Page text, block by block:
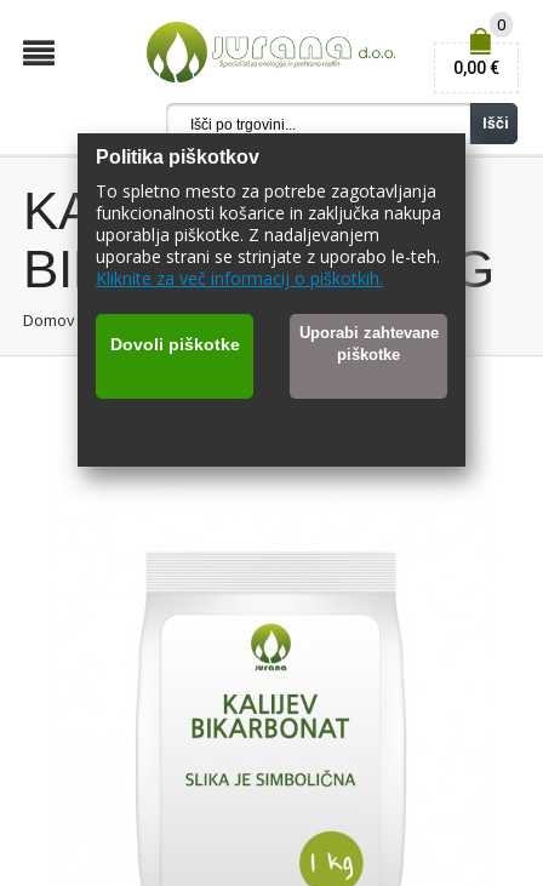
Politika piškotkov
To spletno mesto za potrebe zagotavljanja
funkcionalnosti košarice in zaključka nakupa
uporablja piškotke. Z nadaljevanjem
uporabe strani se strinjate z uporabo le-teh.
Kliknite za več informacij o piškotkih.
Dovoli piškotke
Uporabi zahtevane
piškotke
Išči
0
0,00 €
KALIJEV
BIKARBONAT 1 KG
Domov KALIJEV BIKARBONAT 1 KG